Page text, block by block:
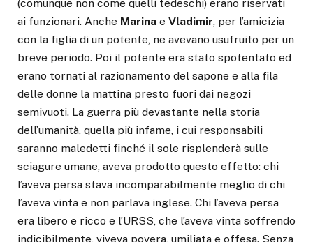
(comunque non come quelli tedeschi) erano riservati
ai funzionari. Anche Marina e Vladimir, per l’amicizia
con la figlia di un potente, ne avevano usufruito per un
breve periodo. Poi il potente era stato spotentato ed
erano tornati al razionamento del sapone e alla fila
delle donne la mattina presto fuori dai negozi
semivuoti. La guerra più devastante nella storia
dell’umanità, quella più infame, i cui responsabili
saranno maledetti finché il sole risplenderà sulle
sciagure umane, aveva prodotto questo effetto: chi
l’aveva persa stava incomparabilmente meglio di chi
l’aveva vinta e non parlava inglese. Chi l’aveva persa
era libero e ricco e l’URSS, che l’aveva vinta soffrendo
indicibilmente, viveva povera, umiliata e offesa. Senza